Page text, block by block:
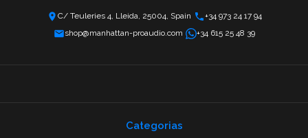
C/ Teuleries 4, Lleida, 25004, Spain
+34 973 24 17 94
shop@manhattan-proaudio.com
+34 615 25 48 39
Categorias